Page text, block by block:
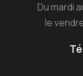
Du mardi
le